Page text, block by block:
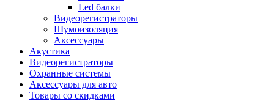
Led балки
Видеорегистраторы
Шумоизоляция
Аксессуары
Акустика
Видеорегистраторы
Охранные системы
Аксессуары для авто
Товары со скидками